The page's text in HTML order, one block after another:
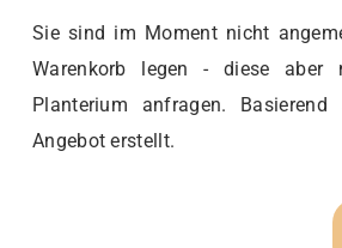
Sie sind im Moment nicht
Warenkorb legen - diese aber
Planterium anfragen.
Angebot erstellt.